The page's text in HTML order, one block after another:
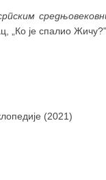
„Ко је спалио Жичу?",
(2021)